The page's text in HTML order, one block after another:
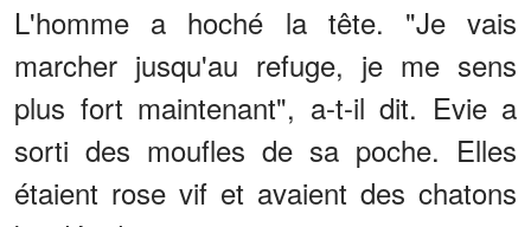
L'homme a hoché la tête. "Je vais
marcher jusqu'au refuge, je me sens
plus fort maintenant", a-t-il dit. Evie a
sorti des moufles de sa poche. Elles
étaient rose vif et avaient des chatons